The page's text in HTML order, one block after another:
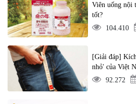
Viên uống nội
tốt?
104.410
[Giải đáp]
nhỏ' của Việt
92.272